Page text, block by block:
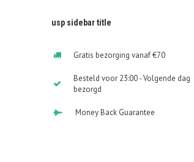
usp sidebar title
Gratis bezorging vanaf €70
Besteld voor 23:00 - Volgende dag
bezorgd
Money Back Guarantee